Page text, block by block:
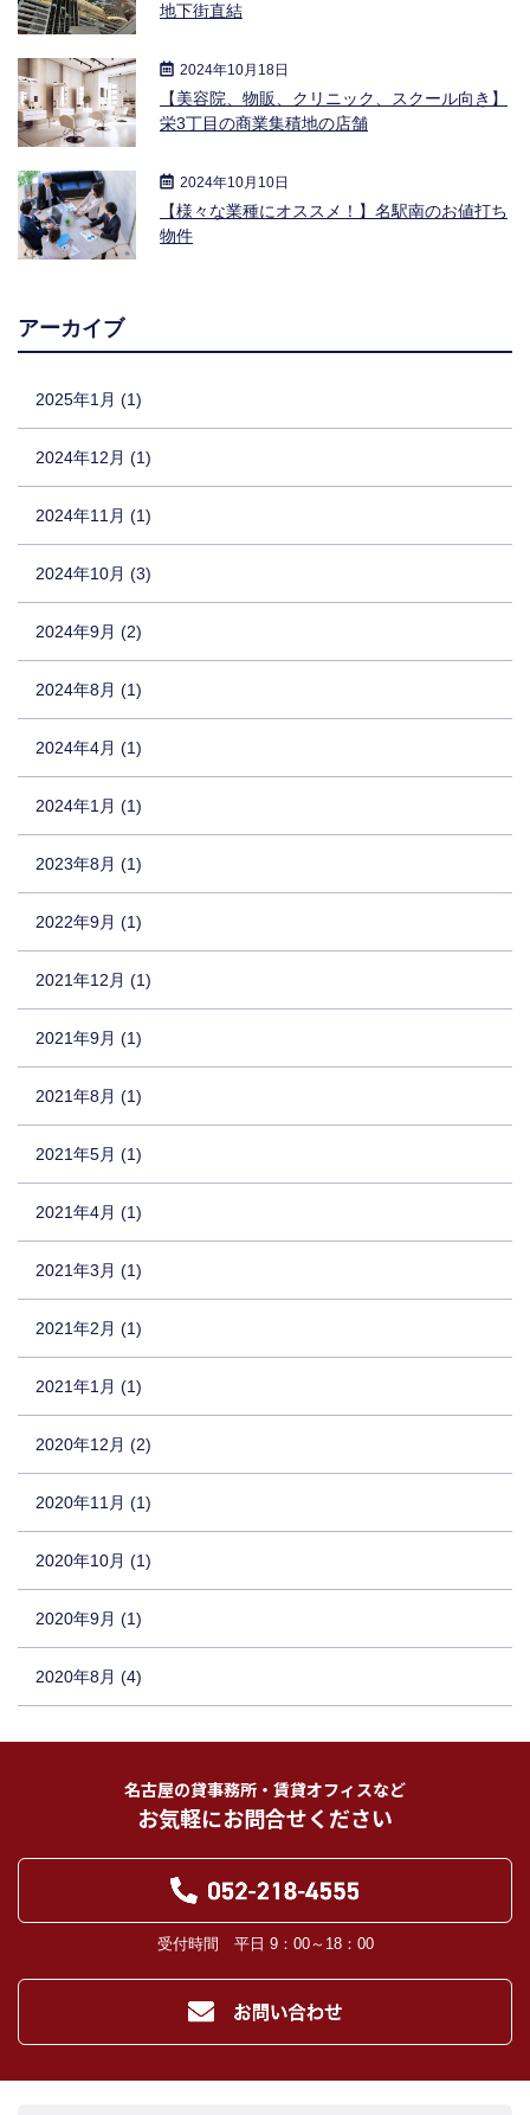
地下街直結
2024年10月18日
【美容院、物販、クリニック、スクール向き】
栄3丁目の商業集積地の店舗
2024年10月10日
【様々な業種にオススメ！】名駅南のお値打ち
物件
アーカイブ
2025年1月 (1)
2024年12月 (1)
2024年11月 (1)
2024年10月 (3)
2024年9月 (2)
2024年8月 (1)
2024年4月 (1)
2024年1月 (1)
2023年8月 (1)
2022年9月 (1)
2021年12月 (1)
2021年9月 (1)
2021年8月 (1)
2021年5月 (1)
2021年4月 (1)
2021年3月 (1)
2021年2月 (1)
2021年1月 (1)
2020年12月 (2)
2020年11月 (1)
2020年10月 (1)
2020年9月 (1)
2020年8月 (4)
名古屋の貸事務所・賃貸オフィスなど
お気軽にお問合せください
受付時間 平日 9：00～18：00